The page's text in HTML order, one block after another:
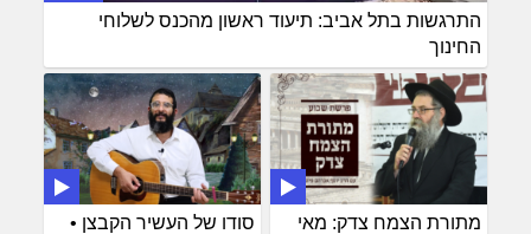
התרגשות בתל אביב: תיעוד ראשון מהכנס לשלוחי
החינוך
סודו של העשיר הקבצן •
מתורת הצמח צדק: מאי